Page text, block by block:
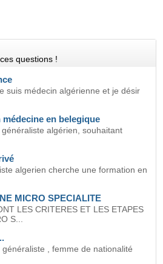
questions !
suis médecin algérienne et je désir
en belegique
algérien, souhaitant
algerien cherche une formation en
MICRO SPECIALITE
LES CRITERES ET LES ETAPES
S...
, femme de nationalité